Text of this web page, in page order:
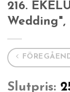
216.
Wedding",
Slutpris: